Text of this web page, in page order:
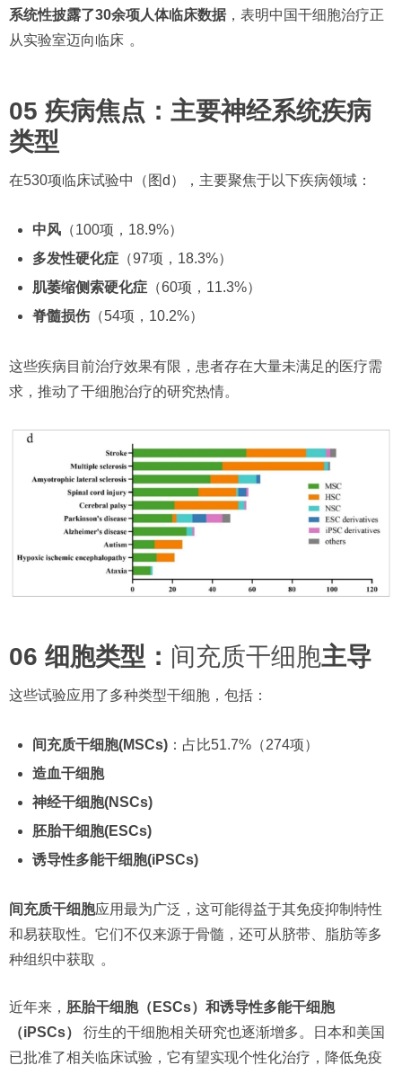
系统性披露了30余项人体临床数据，表明中国干细胞治疗正
从实验室迈向临床 。
05 疾病焦点：主要神经系统疾病
类型
在530项临床试验中（图d），主要聚焦于以下疾病领域：
中风（100项，18.9%）
多发性硬化症（97项，18.3%）
肌萎缩侧索硬化症（60项，11.3%）
脊髓损伤（54项，10.2%）
这些疾病目前治疗效果有限，患者存在大量未满足的医疗需
求，推动了干细胞治疗的研究热情。
06 细胞类型： 间充质干细胞主导
这些试验应用了多种类型干细胞，包括：
间充质干细胞(MSCs)：占比51.7%（274项）
造血干细胞
神经干细胞(NSCs)
胚胎干细胞(ESCs)
诱导性多能干细胞(iPSCs)
间充质干细胞应用最为广泛，这可能得益于其免疫抑制特性
和易获取性。它们不仅来源于骨髓，还可从脐带、脂肪等多
种组织中获取 。
近年来， 胚胎干细胞（ESCs）和诱导性多能干细胞
（iPSCs）
衍生的干细胞相关研究也逐渐增多。日本和美国
已批准了相关临床试验，它有望实现个性化治疗，降低免疫